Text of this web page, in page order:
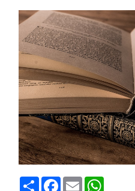
CondividiFacebook
Email